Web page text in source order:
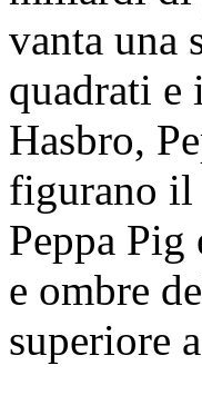
vanta una
quadrati e
Hasbro,
figurano il
Peppa
e ombre
superiore